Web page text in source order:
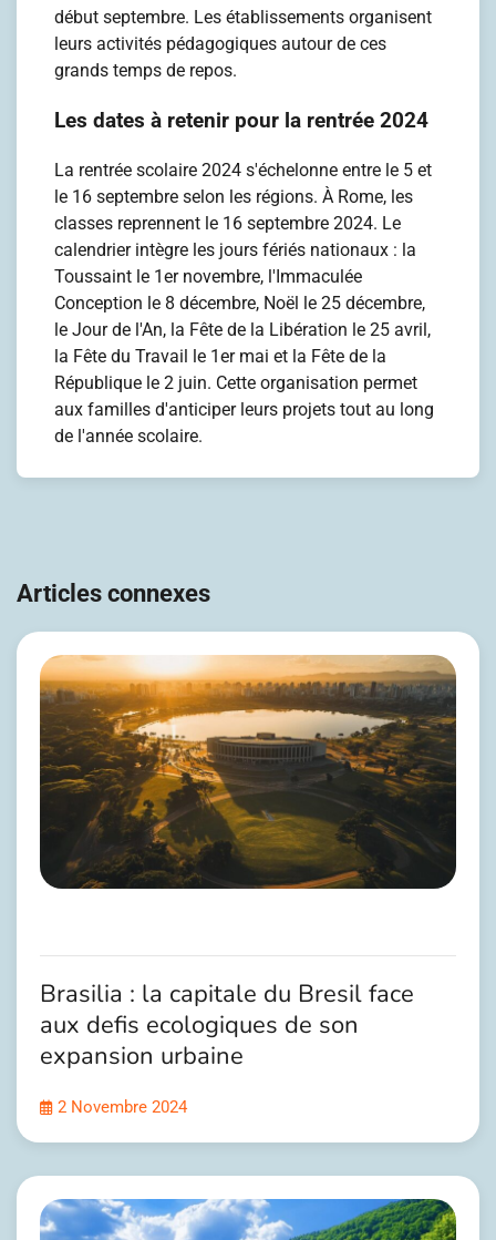
début septembre. Les établissements organisent
leurs activités pédagogiques autour de ces
grands temps de repos.
Les dates à retenir pour la rentrée 2024
La rentrée scolaire 2024 s'échelonne entre le 5 et
le 16 septembre selon les régions. À Rome, les
classes reprennent le 16 septembre 2024. Le
calendrier intègre les jours fériés nationaux : la
Toussaint le 1er novembre, l'Immaculée
Conception le 8 décembre, Noël le 25 décembre,
le Jour de l'An, la Fête de la Libération le 25 avril,
la Fête du Travail le 1er mai et la Fête de la
République le 2 juin. Cette organisation permet
aux familles d'anticiper leurs projets tout au long
de l'année scolaire.
de
Articles connexes
Brasilia : la capitale du Bresil face
aux defis ecologiques de son
expansion urbaine
2 Novembre 2024